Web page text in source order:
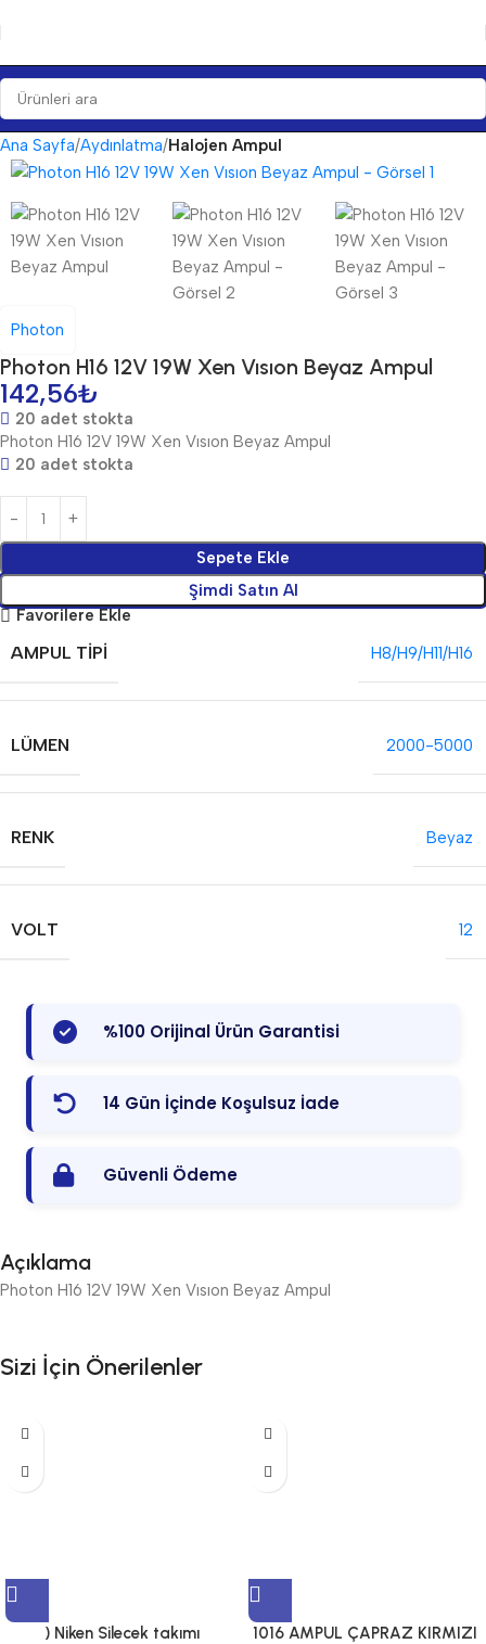
Ana Sayfa Aydınlatma Halojen Ampul
Photon
Photon H16 12V 19W Xen Vısıon Beyaz Ampul
142,56₺
20 adet stokta
Photon H16 12V 19W Xen Vısıon Beyaz Ampul
20 adet stokta
Sepete Ekle
Şimdi Satın Al
Favorilere Ekle
AMPUL TIPI H8/H9/H11/H16
LÜMEN 2000-5000
RENK Beyaz
VOLT 12
%100 Orijinal Ürün Garantisi
14 Gün İçinde Koşulsuz İade
Güvenli Ödeme
Açıklama
Photon H16 12V 19W Xen Vısıon Beyaz Ampul
Sizi İçin Önerilenler
) Niken Silecek takımı
1016 AMPUL ÇAPRAZ KIRMIZI